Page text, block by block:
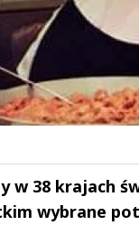
w 38 krajach
wybrane